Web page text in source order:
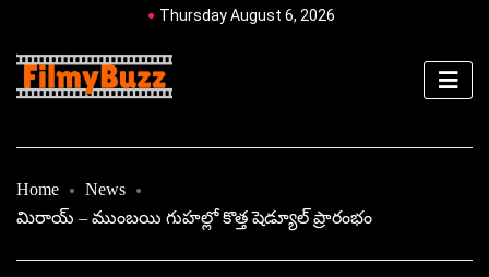
Thursday August 6, 2026
Home
News
మిరాయ్ – ముంబయి గుహల్లో కొత్త షెడ్యూల్‌ ప్రారంభం